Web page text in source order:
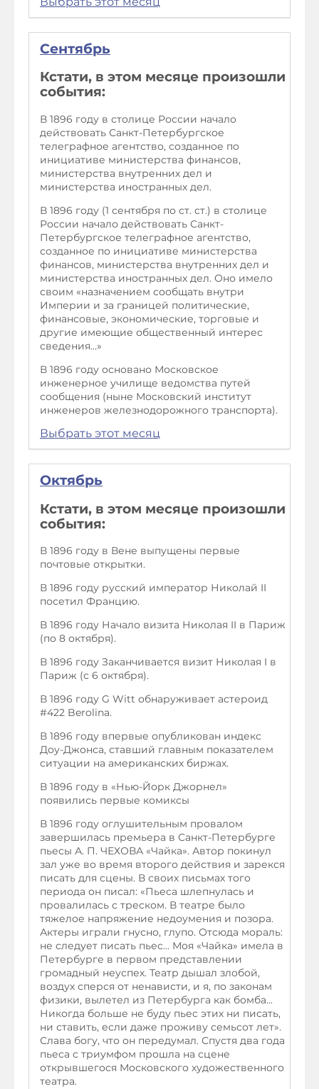
Сентябрь
Кстати, в этом месяце произошли
события:
В 1896 году в столице России начало
действовать Санкт-Петербургское
телеграфное агентство, созданное по
инициативе министерства финансов,
министерства внутренних дел и
министерства иностранных дел.
В 1896 году (1 сентября по ст. ст.) в столице
России начало действовать Санкт-
Петербургское телеграфное агентство,
созданное по инициативе министерства
финансов, министерства внутренних дел и
министерства иностранных дел. Оно имело
своим «назначением сообщать внутри
Империи и за границей политические,
финансовые, экономические, торговые и
другие имеющие общественный интерес
сведения...»
В 1896 году основано Московское
инженерное училище ведомства путей
сообщения (ныне Московский институт
инженеров железнодорожного транспорта).
Выбрать этот месяц
Октябрь
Кстати, в этом месяце произошли
события:
В 1896 году в Вене выпущены первые
почтовые открытки.
В 1896 году русский император Николай II
посетил Францию.
В 1896 году Начало визита Николая II в Париж
(по 8 октября).
В 1896 году Заканчивается визит Николая I в
Париж (с 6 октября).
В 1896 году G Witt обнаруживает астероид
#422 Berolina.
В 1896 году впервые опубликован индекс
Доу-Джонса, ставший главным показателем
ситуации на американских биржах.
В 1896 году в «Нью-Йорк Джорнел»
появились первые комиксы
В 1896 году оглушительным провалом
завершилась премьера в Санкт-Петербурге
пьесы А. П. ЧЕХОВА «Чайка». Автор покинул
зал уже во время второго действия и зарекся
писать для сцены. В своих письмах того
периода он писал: «Пьеса шлепнулась и
провалилась с треском. В театре было
тяжелое напряжение недоумения и позора.
Актеры играли гнусно, глупо. Отсюда мораль:
не следует писать пьес... Моя «Чайка» имела в
Петербурге в первом представлении
громадный неуспех. Театр дышал злобой,
воздух сперся от ненависти, и я, по законам
физики, вылетел из Петербурга как бомба...
Никогда больше не буду пьес этих ни писать,
ни ставить, если даже проживу семьсот лет».
Слава богу, что он передумал. Спустя два года
пьеса с триумфом прошла на сцене
открывшегося Московского художественного
театра.